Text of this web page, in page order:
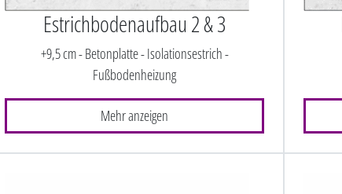
Estrichbodenaufbau 2 & 3
+9,5 cm - Betonplatte - Isolationsestrich -
Fußbodenheizung
Mehr anzeigen